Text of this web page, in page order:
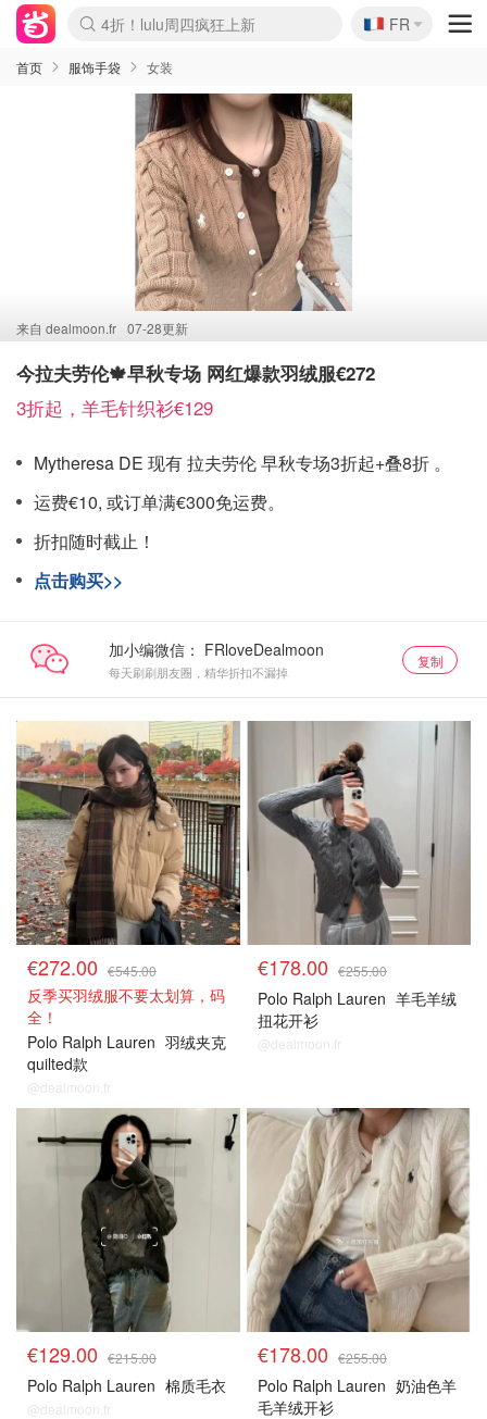
Boticinal 夏促开抢！
4折！lulu周四疯狂上新
还没结束！&OtherStories大促
Joybuy变相75折 随时失效
速领！Stanley独家85折
疑似霸哥！Camper额外叠85折
Zalando 奥莱闪促！每日更新
Moncler反季囤！5折起+叠9折
Coach Brooklyn仅€192
🇫🇷
FR
首页 服饰手袋 女装
来自 dealmoon.fr 07-28更新
今拉夫劳伦🍁早秋专场 网红爆款羽绒服€272
3折起，羊毛针织衫€129
Mytheresa DE 现有 拉夫劳伦 早秋专场3折起+叠8折 。
运费€10, 或订单满€300免运费。
折扣随时截止！
点击购买>>
加小编微信：
每天刷刷朋友圈，精华折扣不漏掉
复制
€272.00 €545.00
反季买羽绒服不要太划算，码
全！
Polo Ralph Lauren 羽绒夹克
quilted款
@dealmoon.fr
€178.00 €255.00
Polo Ralph Lauren 羊毛羊绒
扭花开衫
@dealmoon.fr
€129.00 €215.00
Polo Ralph Lauren 棉质毛衣
@dealmoon.fr
€178.00 €255.00
Polo Ralph Lauren 奶油色羊
毛羊绒开衫